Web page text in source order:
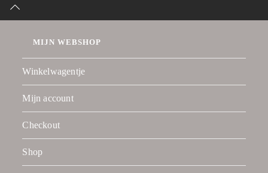
MIJN WEBSHOP
Winkelwagentje
Mijn account
Checkout
Shop